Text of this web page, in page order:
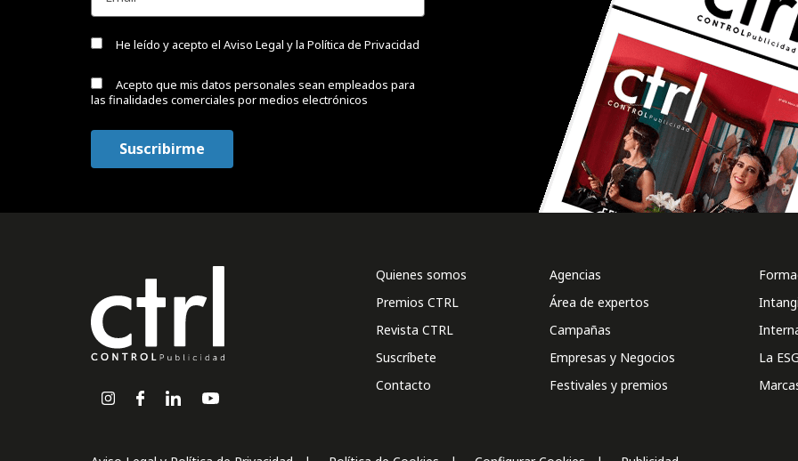
He leído y acepto el Aviso Legal y la Política de Privacidad
Acepto que mis datos personales sean empleados para
las finalidades comerciales por medios electrónicos
Quienes somos
Premios CTRL
Revista CTRL
Suscríbete
Contacto
Agencias
Área de expertos
Campañas
Empresas y Negocios
Festivales y premios
La